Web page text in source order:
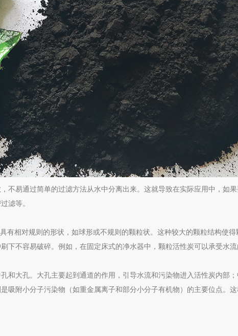
不易通过简单的过滤方法从水中分离出来。这就导致在实际应用中，如
滤等。
有相对规则的形状，如球形或不规则的颗粒状。这种较大的颗粒结构使
下不容易破碎。例如，在固定床式的净水器中，颗粒活性炭可以承受水
和大孔。大孔主要起到通道的作用，引导水流和污染物进入活性炭内部
吸附小分子污染物（如重金属离子和部分小分子有机物）的主要位点。